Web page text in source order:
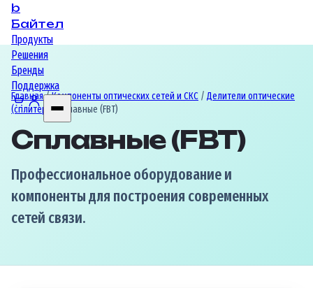
b
Байтел
Продукты
Решения
Бренды
Поддержка
Главная/Компоненты оптических сетей и СКС / Делители оптические
(сплитер)
/ Сплавные (FBT)
Сплавные (FBT)
Профессиональное оборудование и
компоненты для построения современных
сетей связи.